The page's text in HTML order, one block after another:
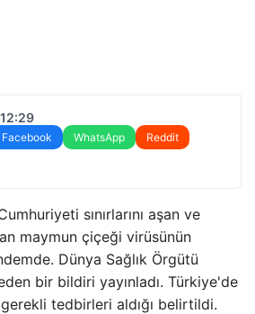
Facebook WhatsApp
Reddit
sınırlarını aşan ve
maymun çiçeği virüsünün
Dünya Sağlık Örgütü
bir bildiri yayınladı. Türkiye'de
gerekli tedbirleri aldığı belirtildi.